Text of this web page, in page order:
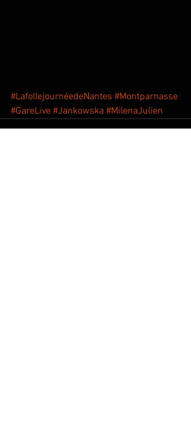
#LafollejournéedeNantes #Montparnasse
#GareLive #Jankowska #MilenaJulien